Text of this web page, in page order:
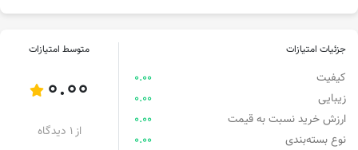
جزئیات امتیازات
کیفیت
زیبایی
ارزش خرید نسبت به قیمت
نوع بسته‌بندی
0.00
0.00
0.00
0.00
متوسط امتیازات
0.00
از 1 دیدگاه